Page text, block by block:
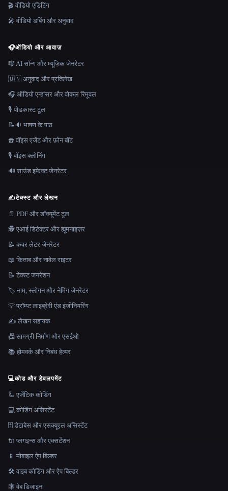
🎬 वीडियो एडिटिंग
🎤 वीडियो डबिंग और अनुवाद
🎧ऑडियो और आवाज़
🎼 AI सॉन्ग और म्यूज़िक जेनरेटर
🇺🇳 अनुवाद और प्रतिलेख
🎧 ऑडियो एन्हांसर और वोकल रिमूवल
🎙️ पोडकास्ट टूल
📝🔉 भाषण के पाठ
☎️ वॉइस एजेंट और फ़ोन बॉट
🎙️ वॉइस क्लोनिंग
🔊 साउंड इफ़ेक्ट जेनरेटर
✍️टेक्स्ट और लेखन
📄 PDF और डॉक्यूमेंट टूल
🕵️ एआई डिटेक्टर और ह्यूमनाइज़र
📝 कवर लेटर जेनरेटर
📖 किताब और नावेल राइटर
📝 टेक्स्ट जनरेशन
🏷️ नाम, स्लोगन और नेमिंग जेनरेटर
💡 प्रॉम्प्ट लाइब्रेरी एंड इंजीनियरिंग
✍️ लेखन सहायक
📠 सामग्री निर्माण और एसईओ
📚 होमवर्क और निबंध हेल्पर
💻कोड और डेवलपमेंट
🦾 एजेंटिक कोडिंग
💻 कोडिंग असिस्टेंट
🗄️ डेटाबेस और एसक्यूएल असिस्टेंट
🔌 प्लगइन्स और एक्सटेंशन
📱 मोबाइल ऐप बिल्डर
🛠️ वाइब कोडिंग और ऐप बिल्डर
🕸 वेब डिजाइन